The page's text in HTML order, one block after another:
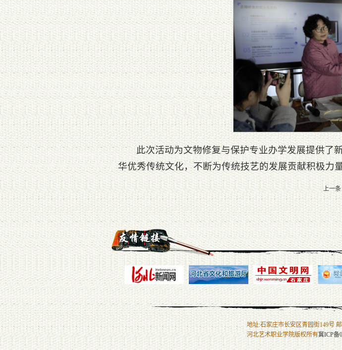
此次活动为文物修复与保护专业办学发展提供了
华优秀传统文化，不断为传统技艺的发展贡献积极力
上一条
地址:石家庄市长安区青园街149号
河北艺术职业学院版权所有冀ICP备